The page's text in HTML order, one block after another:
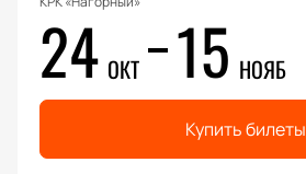
24 ОКТ 15 НОЯБ
Купить билеты